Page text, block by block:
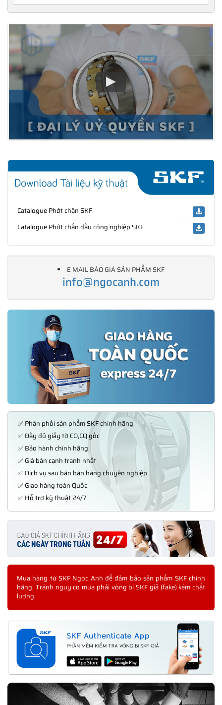
Catalogue Phớt chặn SKF
Catalogue Phớt chắn dầu công nghiệp SKF
E MAIL BÁO GIÁ SẢN PHẨM SKF
info@ngocanh.com
✅ Phân phối sản phẩm SKF chính hãng
✅ Đầy đủ giấy tờ CO,CQ gốc
✅ Bảo hành chính hãng
✅ Giá bán cạnh tranh nhất
✅ Dịch vụ sau bán bán hàng chuyên nghiệp
✅ Giao hàng toàn Quốc
✅ Hỗ trợ kỹ thuật 24/7
Mua hàng từ SKF Ngọc Anh để đảm bảo sản phẩm SKF chính
hãng. Tránh nguy cơ mua phải vòng bi SKF giả (fake) kém chất
lượng.